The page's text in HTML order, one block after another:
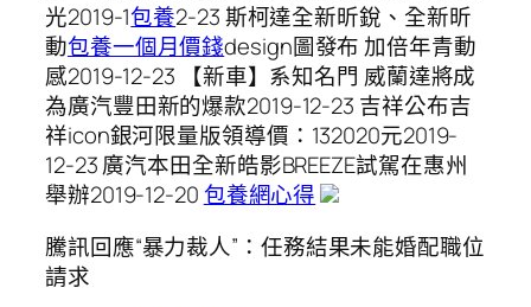
光2019-1包養2-23 斯柯達全新昕銳、全新昕
動包養一個月價錢design圖發布 加倍年青動
感2019-12-23 【新車】系知名門 威蘭達將成
為廣汽豐田新的爆款2019-12-23 吉祥公布吉
祥icon銀河限量版領導價：132020元2019-
12-23 ​廣汽本田全新皓影BREEZE試駕在惠州
舉辦2019-12-20包養網心得
騰訊回應“暴力裁人”：任務結果未能婚配職位
請求